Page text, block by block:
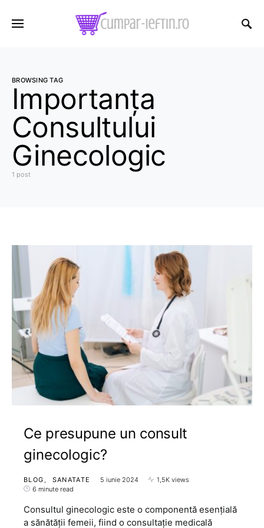
BROWSING TAG
Importanța
Consultului
Ginecologic
1 post
Ce presupune un consult
ginecologic?
BLOG SANATATE 5 iunie 2024
1,5K views
6 minute read
Consultul ginecologic este o componentă esențială
a sănătății femeii, fiind o consultație medicală